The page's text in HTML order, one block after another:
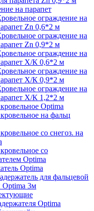
на парапет
ограждение на
Zn 0,6*2 м
ограждение на
Zn 0,9*2 м
ограждение на
Х/К 0,6*2 м
ограждение на
Х/К 0,9*2 м
ограждение на
Х/К 1,2*2 м
Optima
на фальц
со снегоз. на
со
Optima
Optima
для фальцевой
Optima 3м
Optima